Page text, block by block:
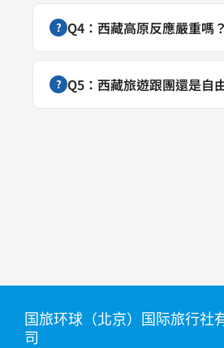
? Q4：西藏高原反應嚴重嗎
? Q5：西藏旅遊跟團還是自
国旅环球（北京）国际旅行社
司